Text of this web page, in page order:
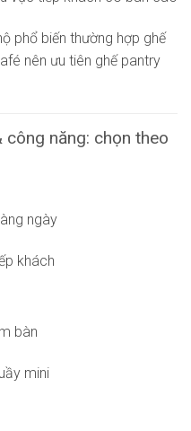
phổ biến thường hợp ghế
nên ưu tiên ghế pantry
công năng: chọn theo
ngày
khách
bàn
mini